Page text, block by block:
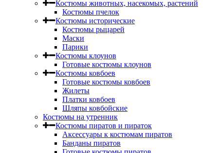
Костюмы животных, насекомых, растений
Костюмы пчелок
Костюмы исторические
Костюмы рыцарей
Маски
Парики
Костюмы клоунов
Готовые костюмы клоунов
Костюмы ковбоев
Готовые костюмы ковбоев
Жилеты
Платки ковбоев
Шляпы ковбойские
Костюмы на утренник
Костюмы пиратов и пираток
Аксессуары к костюмам пиратов
Банданы пиратов